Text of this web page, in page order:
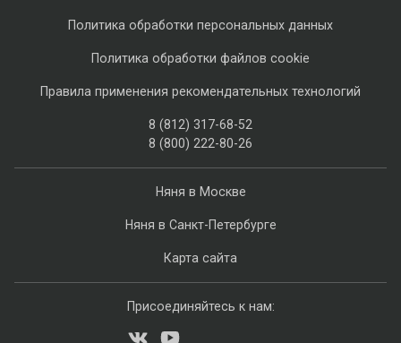
Няня в Москве
Няня в Санкт-Петербурге
Карта сайта
Политика обработки персональных данных
Политика обработки файлов cookie
Правила применения рекомендательных технологий
8 (812) 317-68-52
8 (800) 222-80-26
Присоединяйтесь к нам: